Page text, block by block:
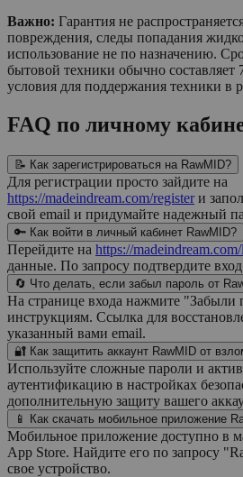
Важно: Гарантия не
повреждения, следы попадания
использование не по назначению.
бытовой техники обычно составляет
условия для поддержания техники в
FAQ по личному
📝 Как зарегистрироваться на RawMID?
Для регистрации просто зайдите на
https://madeindream.com/registerи
свой email и придумайте надежный
🔑 Как войти в личный кабинет RawMID?
Перейдите на https://
данные. По запросу подтвердите
🔄 Что делать, если забыл пароль от
На странице входа нажмите "Забыли
инструкциям. Ссылка для
указанный вами email.
🔐 Как защитить аккаунт RawMID от
Используйте сложные пароли и
аутентификацию в настройках
дополнительную защиту вашего
📱 Как скачать мобильное приложение
Мобильное приложение доступно в
App Store. Найдите его по запросу
свое устройство.